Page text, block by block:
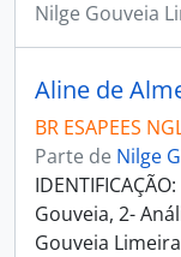
Nilge Gouveia
BR ESAPEES
Parte de Nilge
Gouveia, 2-
Gouveia